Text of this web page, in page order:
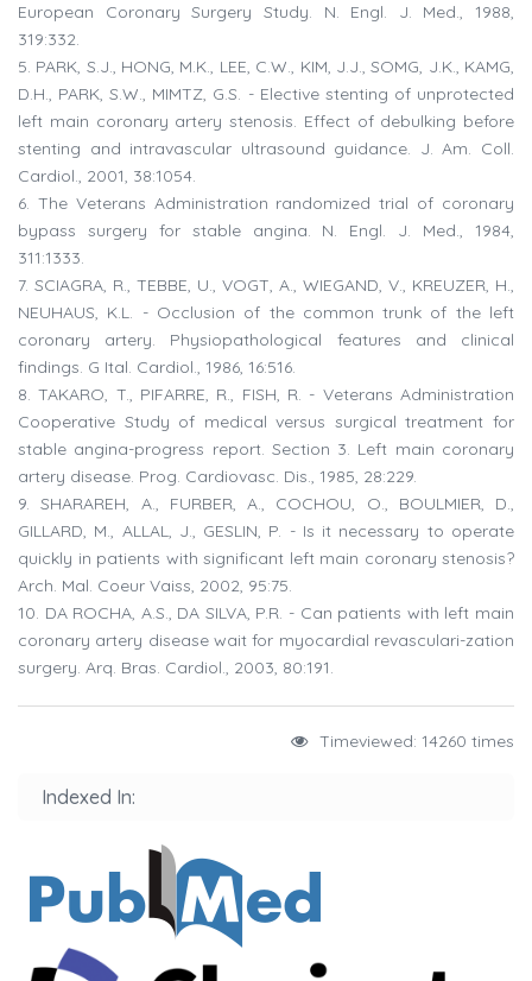
European Coronary Surgery Study. N. Engl. J. Med., 1988,
319:332.
5. PARK, S.J., HONG, M.K., LEE, C.W., KIM, J.J., SOMG, J.K., KAMG,
D.H., PARK, S.W., MIMTZ, G.S. - Elective stenting of unprotected
left main coronary artery stenosis. Effect of debulking before
stenting and intravascular ultrasound guidance. J. Am. Coll.
Cardiol., 2001, 38:1054.
6. The Veterans Administration randomized trial of coronary
bypass surgery for stable angina. N. Engl. J. Med., 1984,
311:1333.
7. SCIAGRA, R., TEBBE, U., VOGT, A., WIEGAND, V., KREUZER, H.,
NEUHAUS, K.L. - Occlusion of the common trunk of the left
coronary artery. Physiopathological features and clinical
findings. G Ital. Cardiol., 1986, 16:516.
8. TAKARO, T., PIFARRE, R., FISH, R. - Veterans Administration
Cooperative Study of medical versus surgical treatment for
stable angina-progress report. Section 3. Left main coronary
artery disease. Prog. Cardiovasc. Dis., 1985, 28:229.
9. SHARAREH, A., FURBER, A., COCHOU, O., BOULMIER, D.,
GILLARD, M., ALLAL, J., GESLIN, P. - Is it necessary to operate
quickly in patients with significant left main coronary stenosis?
Arch. Mal. Coeur Vaiss, 2002, 95:75.
10. DA ROCHA, A.S., DA SILVA, P.R. - Can patients with left main
coronary artery disease wait for myocardial revasculari-zation
surgery. Arq. Bras. Cardiol., 2003, 80:191.
Timeviewed: 14260 times
Indexed In: